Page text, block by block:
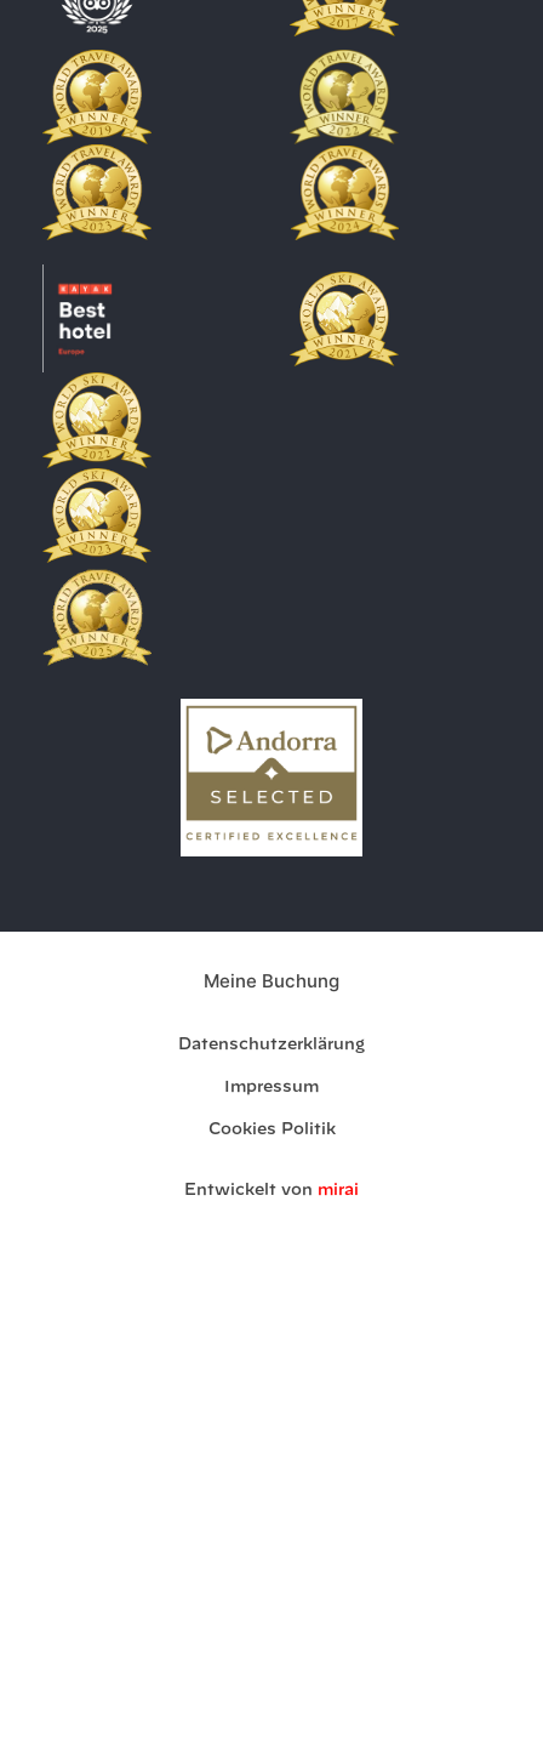
Meine Buchung
Datenschutzerklärung
Impressum
Cookies Politik
Entwickelt von mirai